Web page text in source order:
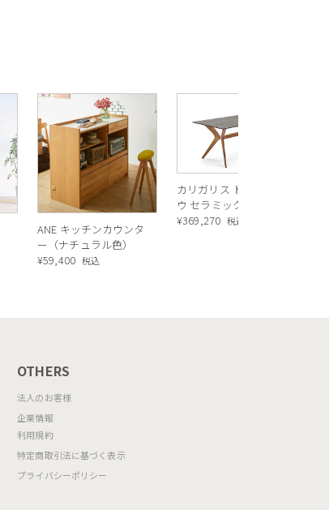
ANE キッチンカウンタ
ー（ナチュラル色）
¥59,400 税込
カリガリス トウキョ
ウ セラミック ダイニ
ングテーブル ／
¥369,270 税込
OTHERS
法人のお客様
企業情報
利用規約
特定商取引法に基づく表示
プライバシーポリシー